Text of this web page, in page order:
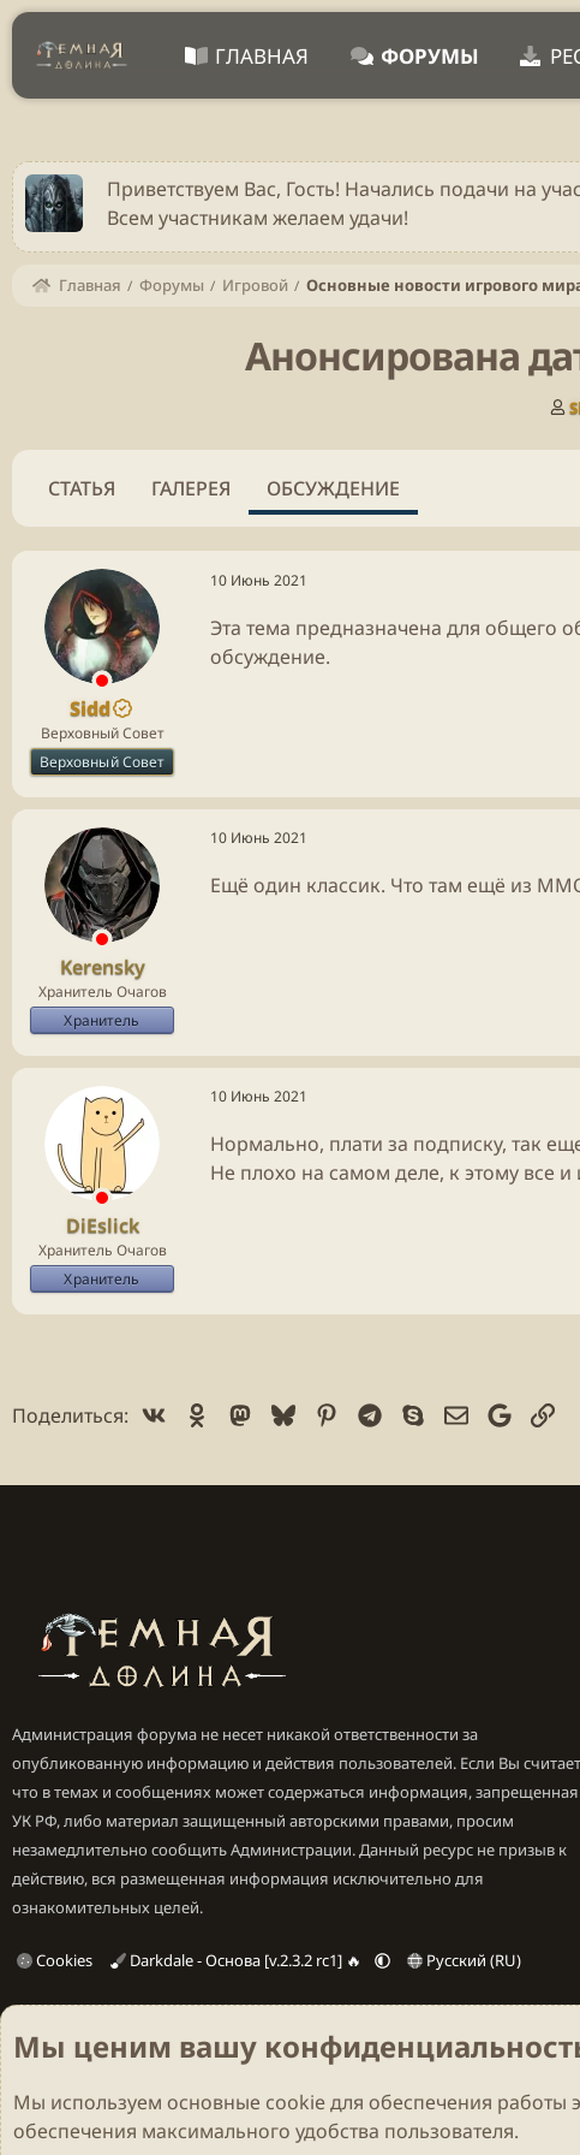
ГЛАВНАЯ ФОРУМЫ
Приветствуем Вас, Гость! Начались подачи на
Всем участникам желаем удачи!
Главная Форумы Игровой Основные новости игрового
Анонсирована
А
т
СТАТЬЯ ГАЛЕРЕЯ ОБСУЖДЕНИЕ
Sidd
Верховный Совет
Верховный Совет
10 Июнь 2021
Эта тема предназначена для общего
обсуждение.
Kerensky
Хранитель Очагов
Хранитель
10 Июнь 2021
Ещё один классик. Что там ещё из
DiEslick
Хранитель Очагов
Хранитель
10 Июнь 2021
Нормально, плати за подписку, так
Не плохо на самом деле, к этому все и
Поделиться: Vk Ok Mastodon
BlueskyPinterest
Telegram
Skype Google
Администрация форума не несет никакой ответственности за
опубликованную информацию и действия пользователей. Если Вы
что в темах и сообщениях может содержаться информация, запрещенная
УК РФ, либо материал защищенный авторскими правами, просим
незамедлительно сообщить Администрации. Данный ресурс не призыв к
действию, вся размещенная информация исключительно для
ознакомительных целей.
Cookies Darkdale - Основа [v.2.3.2 rc1] 🔥 Русский (RU)
Мы ценим вашу
Мы используем основные cookieдля обеспечения работы
обеспечения максимального удобства пользователя.